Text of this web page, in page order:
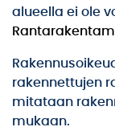
alueella ei ole
rakennettujen
mitataan
mukaan.